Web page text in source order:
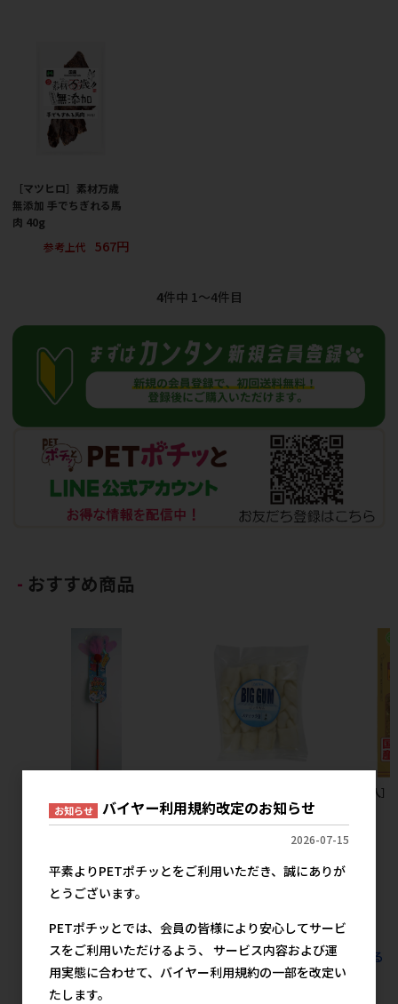
［マツヒロ］素材万歳
無添加 手でちぎれる馬
肉 40g
参考上代
567円
4件中 1〜4件目
おすすめ商品
じゃれる 金魚
プロ BIGガム スティック型 4本
【8月特価】
2,200円
［友人
すべてのおすすめ商品を見る
お知らせ バイヤー利用規約改定のお知らせ
2026-07-15
平素よりPETポチッとをご利用いただき、誠にありが
とうございます。
PETポチッとでは、会員の皆様により安心してサービ
スをご利用いただけるよう、 サービス内容および運
用実態に合わせて、バイヤー利用規約の一部を改定い
たします。